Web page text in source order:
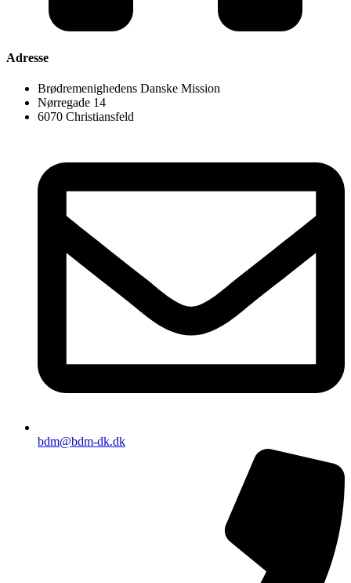
Adresse
Brødremenighedens Danske Mission
Nørregade 14
6070 Christiansfeld
bdm@bdm-dk.dk